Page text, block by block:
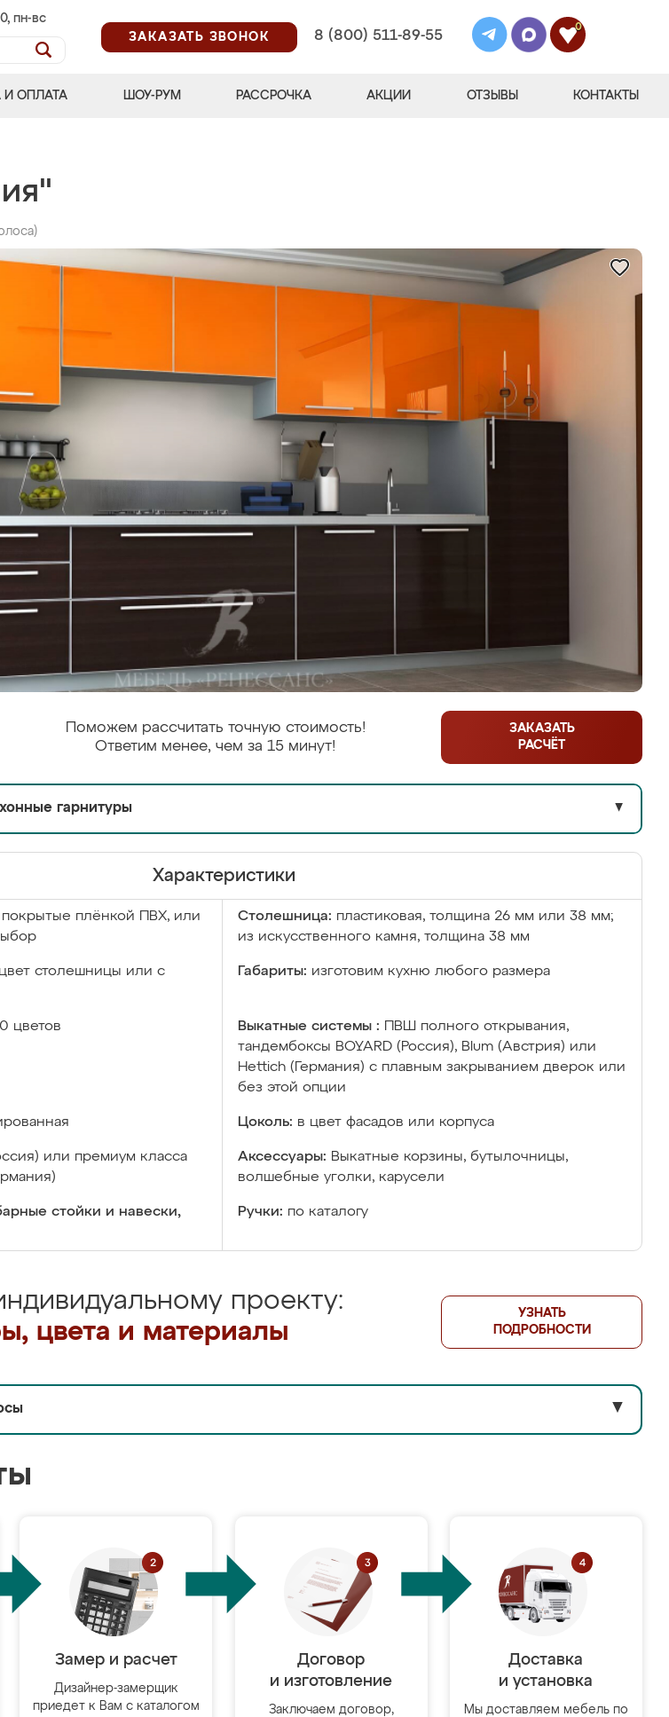
пн-вс
ЗАКАЗАТЬ ЗВОНОК
8 (800) 511-89-55
0
И ОПЛАТА ШОУ-РУМ РАССРОЧКА АКЦИИ ОТЗЫВЫ КОНТАКТЫ
Поможем рассчитать точную стоимость!
Ответим менее, чем за 15 минут!
ЗАКАЗАТЬ
РАСЧЁТ
гарнитуры ▼
Характеристики
плёнкой ПВХ, или
Столешница: пластиковая, толщина 26 мм или 38 мм;
из искусственного камня, толщина 38 мм
столешницы или с
Габариты: изготовим кухню любого размера
цветов Выкатные системы :
ПВШ полного открывания,
тандембоксы BOYARD (Россия), Blum (Австрия) или
Hettich (Германия) с плавным закрыванием дверок или
без этой опции
Цоколь: в цвет фасадов или корпуса
или премиум класса
Аксессуары: Выкатные корзины, бутылочницы,
волшебные уголки, карусели
стойки и навески,
Ручки: по каталогу
проекту:
цвета и материалы
УЗНАТЬ
ПОДРОБНОСТИ
▼
Замер и расчет
Дизайнер-замерщик
приедет к Вам с каталогом
Договор
и изготовление
Заключаем договор,
Доставка
и установка
Мы доставляем мебель по